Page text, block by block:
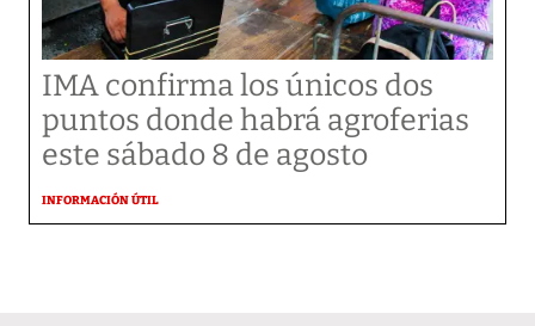
IMA confirma los únicos dos
puntos donde habrá agroferias
este sábado 8 de agosto
INFORMACIÓN ÚTIL